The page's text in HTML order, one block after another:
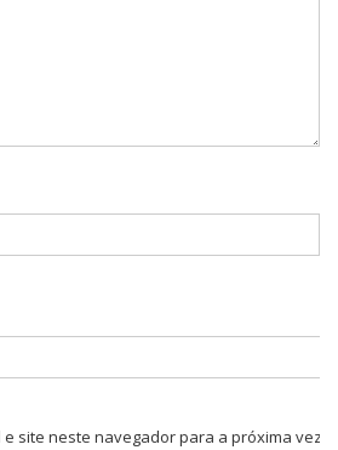
e site neste navegador para a próxima vez